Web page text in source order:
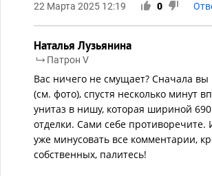
22 Марта 2025 12:19 0
Наталья Лузьянина
Патрон V
Вас ничего не смущает? Сначала
(см. фото), спустя несколько минут
унитаз в нишу, которая шириной
отделки. Сами себе противоречите.
уже минусовать все комментарии,
собственных, палитесь!